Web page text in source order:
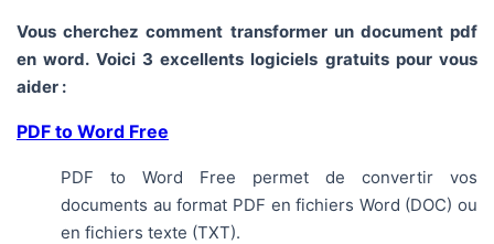
Vous cherchez comment transformer un document pdf
en word. Voici 3 excellents logiciels gratuits pour vous
aider :
PDF to Word Free
PDF to Word Free permet de convertir vos
documents au format PDF en fichiers Word (DOC) ou
en fichiers texte (TXT).